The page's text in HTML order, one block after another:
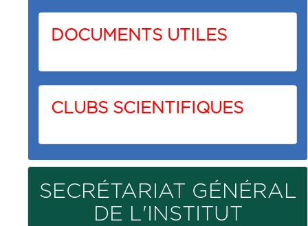
DOCUMENTS UTILES
CLUBS SCIENTIFIQUES
SECRÉTARIAT GÉNÉRAL
DE L'INSTITUT